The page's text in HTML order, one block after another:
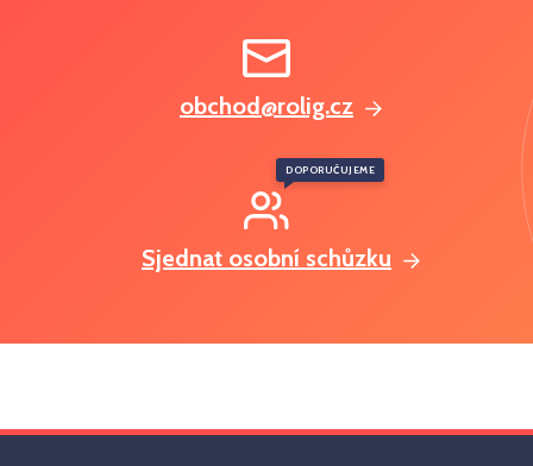
obchod@rolig.cz
Sjednat osobní schůzku
DOPORUČUJEME